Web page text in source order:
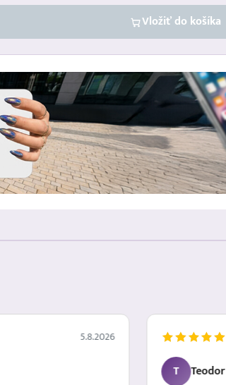
Vložiť do košíka
5.8.2026
T Teodor